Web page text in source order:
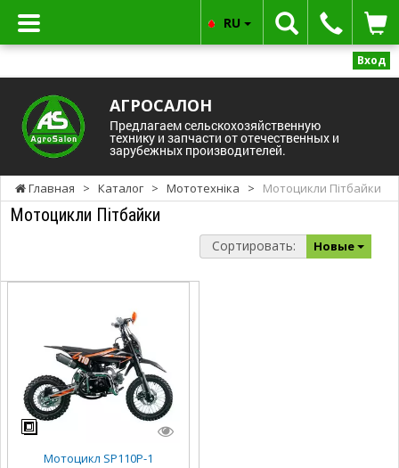
Вход
АГРОСАЛОН
Предлагаем сельскохозяйственную
технику и запчасти от отечественных и
зарубежных производителей.
RU
Главная > Каталог > Мототехніка > Мотоцикли Пітбайки
Мотоцикли Пітбайки
Сортировать: Новые
Мотоцикл SP110P-1